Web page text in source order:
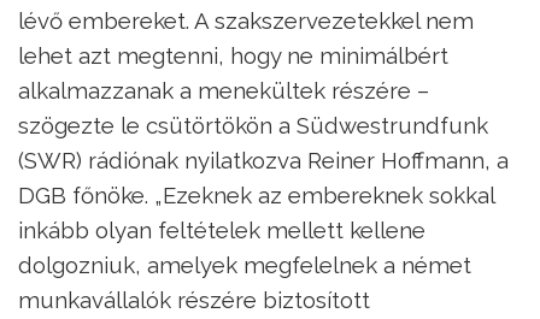
lévő embereket. A szakszervezetekkel nem
lehet azt megtenni, hogy ne minimálbért
alkalmazzanak a menekültek részére –
szögezte le csütörtökön a Südwestrundfunk
(SWR) rádiónak nyilatkozva Reiner Hoffmann, a
DGB főnöke. „Ezeknek az embereknek sokkal
inkább olyan feltételek mellett kellene
dolgozniuk, amelyek megfelelnek a német
munkavállalók részére biztosított